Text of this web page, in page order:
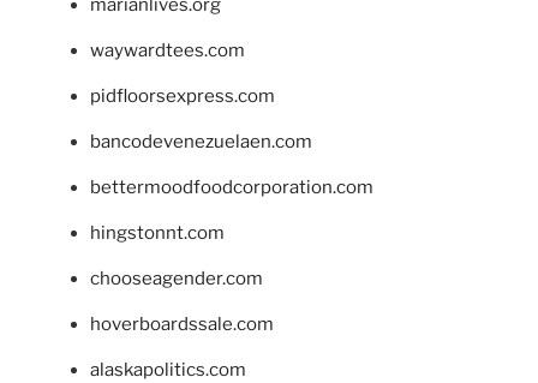
marianlives.org
waywardtees.com
pidfloorsexpress.com
bancodevenezuelaen.com
bettermoodfoodcorporation.com
hingstonnt.com
chooseagender.com
hoverboardssale.com
alaskapolitics.com